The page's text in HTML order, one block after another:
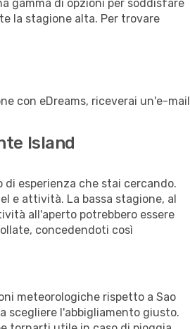
gamma di opzioni per soddisfare
la stagione alta. Per trovare
con eDreams, riceverai un'e-mail
Island
esperienza che stai cercando.
e attività. La bassa stagione, al
all'aperto potrebbero essere
concedendoti così
meteorologiche rispetto a Sao
scegliere l'abbigliamento giusto.